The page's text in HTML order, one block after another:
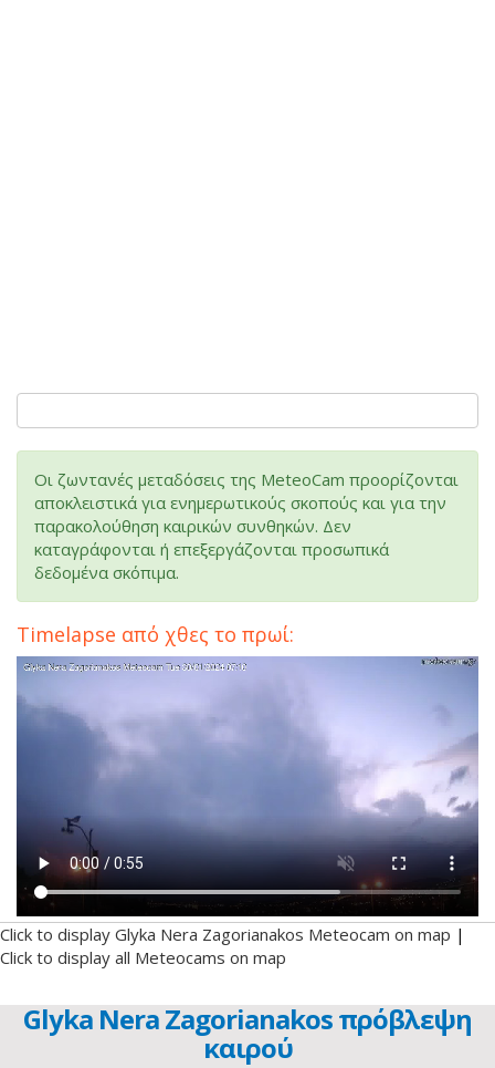
Οι ζωντανές μεταδόσεις της MeteoCam προορίζονται
αποκλειστικά για ενημερωτικούς σκοπούς και για την
παρακολούθηση καιρικών συνθηκών. Δεν
καταγράφονται ή επεξεργάζονται προσωπικά
δεδομένα σκόπιμα.
Timelapse από χθες το πρωί:
Click to display Glyka Nera Zagorianakos Meteocam on map |
Click to display all Meteocams on map
Glyka Nera Zagorianakos πρόβλεψη
καιρού